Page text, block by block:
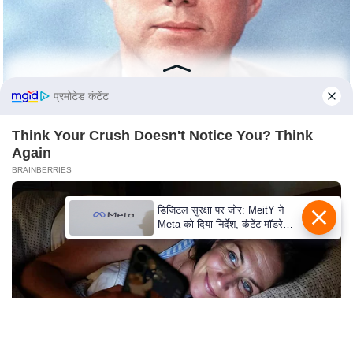
L
k
a
b
h
a
c
h
u
n
a
प्रमोटेड कंटेंट
Think Your Crush Doesn't Notice You? Think
Again
BRAINBERRIES
डिजिटल सुरक्षा पर जोर: MeitY ने
Meta को दिया निर्देश, कंटेंट मॉडरेशन
मजबूत करे